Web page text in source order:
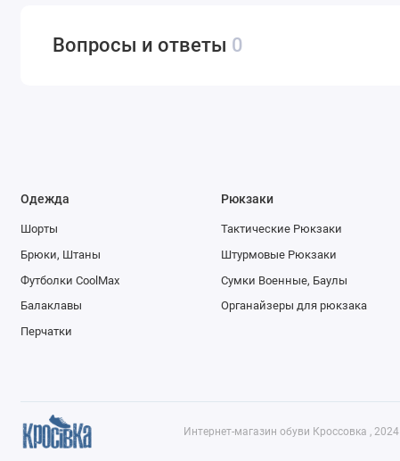
Вопросы и ответы 0
Одежда
Шорты
Брюки, Штаны
Футболки CoolMax
Балаклавы
Перчатки
Рюкзаки
Тактические Рюкзаки
Штурмовые Рюкзаки
Сумки Военные, Баулы
Органайзеры для рюкзака
Интернет-магазин обуви Кроссовка , 2024